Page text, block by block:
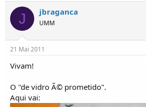
J jbraganca
UMM
21 Mai 2011
Vivam!
O "de vidro Ã© prometido".
Aqui vai: